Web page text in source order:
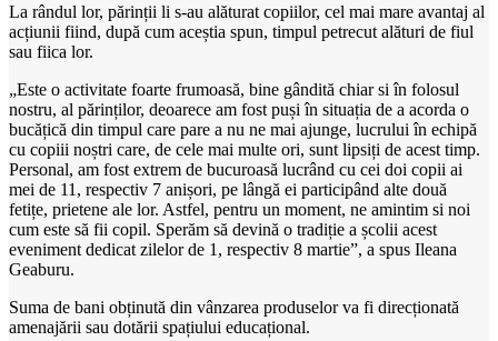
La rândul lor, părinții li s-au alăturat copiilor, cel mai mare avantaj al
acțiunii fiind, după cum aceștia spun, timpul petrecut alături de fiul
sau fiica lor.
„Este o activitate foarte frumoasă, bine gândită chiar si în folosul
nostru, al părinților, deoarece am fost puși în situația de a acorda o
bucățică din timpul care pare a nu ne mai ajunge, lucrului în echipă
cu copiii noștri care, de cele mai multe ori, sunt lipsiți de acest timp.
Personal, am fost extrem de bucuroasă lucrând cu cei doi copii ai
mei de 11, respectiv 7 anișori, pe lângă ei participând alte două
fetițe, prietene ale lor. Astfel, pentru un moment, ne amintim si noi
cum este să fii copil. Sperăm să devină o tradiție a școlii acest
eveniment dedicat zilelor de 1, respectiv 8 martie”, a spus Ileana
Geaburu.
Suma de bani obținută din vânzarea produselor va fi direcționată
amenajării sau dotării spațiului educațional.